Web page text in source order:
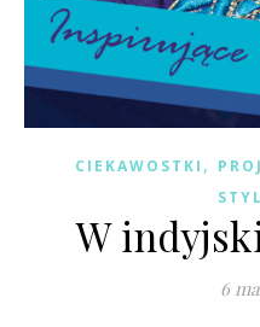
CIEKAWOSTKI ,
W
6